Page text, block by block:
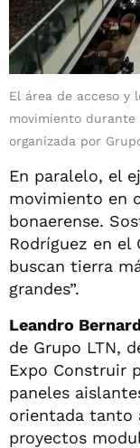
El área de acceso
movimiento durante
organizada por
En paralelo, el
movimiento en
bonaerense.
Rodríguez en el
buscan tierra
grandes”.
Leandro
de Grupo LTN,
Expo Construir
paneles
orientada tanto
proyectos